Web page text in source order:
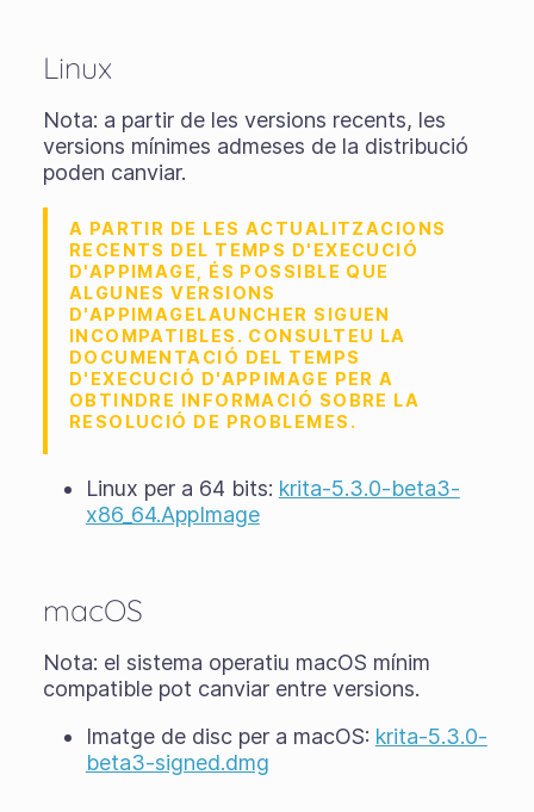
Linux
Nota: a partir de les versions recents, les
versions mínimes admeses de la distribució
poden canviar.
A PARTIR DE LES ACTUALITZACIONS
RECENTS DEL TEMPS D'EXECUCIÓ
D'APPIMAGE, ÉS POSSIBLE QUE
ALGUNES VERSIONS
D'APPIMAGELAUNCHER SIGUEN
INCOMPATIBLES. CONSULTEU LA
DOCUMENTACIÓ DEL TEMPS
D'EXECUCIÓ D'APPIMAGE PER A
OBTINDRE INFORMACIÓ SOBRE LA
RESOLUCIÓ DE PROBLEMES.
Linux per a 64 bits: krita-5.3.0-beta3-
x86_64.AppImage
macOS
Nota: el sistema operatiu macOS mínim
compatible pot canviar entre versions.
Imatge de disc per a macOS: krita-5.3.0-
beta3-signed.dmg